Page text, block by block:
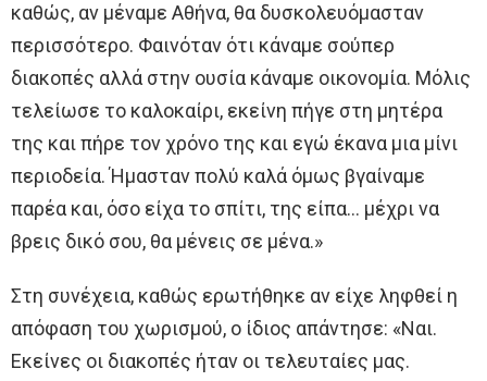
καθώς, αν μέναμε Αθήνα, θα δυσκολευόμασταν
περισσότερο. Φαινόταν ότι κάναμε σούπερ
διακοπές αλλά στην ουσία κάναμε οικονομία. Μόλις
τελείωσε το καλοκαίρι, εκείνη πήγε στη μητέρα
της και πήρε τον χρόνο της και εγώ έκανα μια μίνι
περιοδεία. Ήμασταν πολύ καλά όμως βγαίναμε
παρέα και, όσο είχα το σπίτι, της είπα… μέχρι να
βρεις δικό σου, θα μένεις σε μένα.»
Στη συνέχεια, καθώς ερωτήθηκε αν είχε ληφθεί η
απόφαση του χωρισμού, ο ίδιος απάντησε: «Ναι.
Εκείνες οι διακοπές ήταν οι τελευταίες μας.